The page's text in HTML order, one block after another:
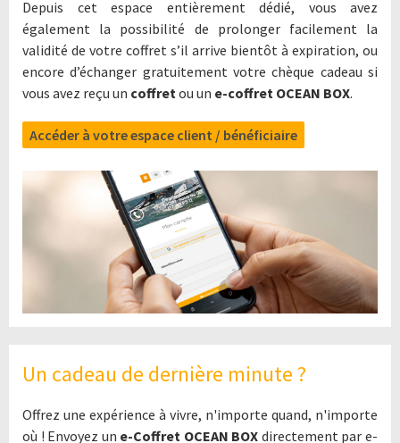
Depuis cet espace entièrement dédié, vous avez
également la possibilité de prolonger facilement la
validité de votre coffret s’il arrive bientôt à expiration, ou
encore d’échanger gratuitement votre chèque cadeau si
vous avez reçu un coffretou un e-coffret OCEAN BOX.
Accéder à votre espace client / bénéficiaire
Un cadeau de dernière minute ?
Offrez une expérience à vivre, n'importe quand, n'importe
où ! Envoyez un e-Coffret OCEAN BOX directement par e-